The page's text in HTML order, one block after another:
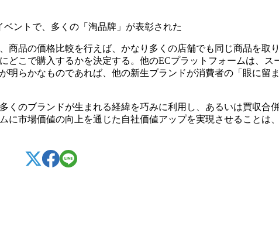
ベントで、多くの「淘品牌」が表彰された
品の価格比較を行えば、かなり多くの店舗でも同じ商品を取
こで購入するかを決定する。他のECプラットフォームは、ス
らかなものであれば、他の新生ブランドが消費者の「眼に留
のブランドが生まれる経緯を巧みに利用し、あるいは買収合
市場価値の向上を通じた自社価値アップを実現させることは